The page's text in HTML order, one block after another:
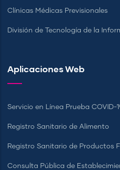
Clínicas Médicas Previsionales
División de Tecnología de la
Aplicaciones Web
Servicio en Línea Prueba COVID-
Registro Sanitario de Alimento
Registro Sanitario de Productos
Consulta Pública de